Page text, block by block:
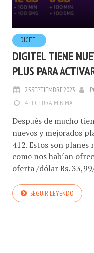
DIGITEL
DIGITEL TIENE
PLUS PARA
25.SEPTIEMBRE.2023
4 LECTURA MÍNIMA
Después de mucho
nuevos y mejorados
412. Estos son planes
como nos habían
oferta /dólar Bs.
SEGUIR LEYENDO